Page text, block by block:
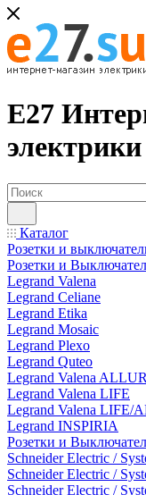
Е27
Каталог
Розетки и
Розетки и
Legrand Valena
Legrand Celiane
Legrand Etika
Legrand Mosaic
Legrand Plexo
Legrand Quteo
Legrand Valena
Legrand Valena LIFE
Legrand Valena LIFE/
Legrand INSPIRIA
Розетки и
Schneider Electric /
Schneider Electric /
Schneider Electric /